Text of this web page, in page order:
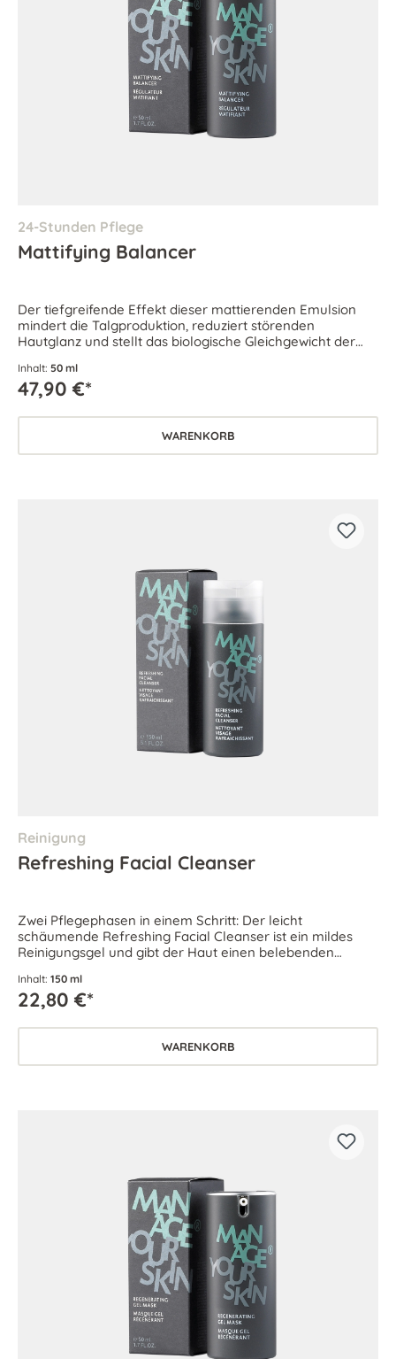
24-Stunden Pflege
Mattifying Balancer
Der tiefgreifende Effekt dieser mattierenden Emulsion
mindert die Talgproduktion, reduziert störenden
Hautglanz und stellt das biologische Gleichgewicht der
Inhalt: 50 ml
47,90 €*
WARENKORB
Reinigung
Refreshing Facial Cleanser
Zwei Pflegephasen in einem Schritt: Der leicht
schäumende Refreshing Facial Cleanser ist ein mildes
Reinigungsgel und gibt der Haut einen belebenden
Inhalt: 150 ml
22,80 €*
WARENKORB